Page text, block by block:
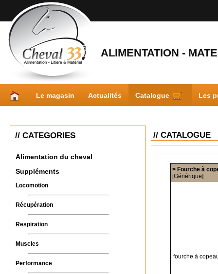
ALIMENTATION -
Le magasin Actualités Catalogue Les
// CATEGORIES
Alimentation du cheval
Suppléments
Locomotion
Récupération
Respiration
Muscles
Performance
// CATALOGUE
> Fourche à
[Générique]
fourche à